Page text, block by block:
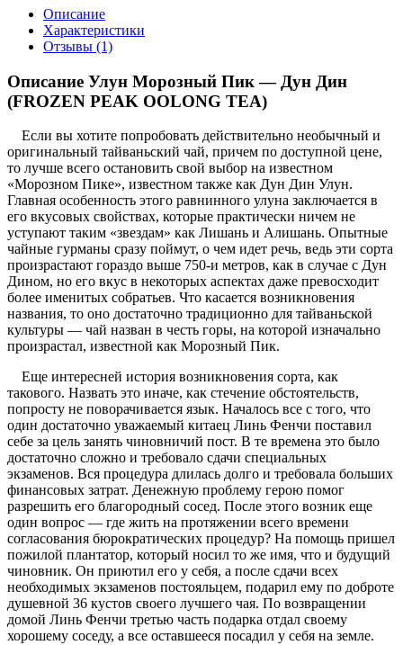
Описание
Характеристики
Отзывы (1)
Описание Улун Морозный Пик — Дун Дин
(FROZEN PEAK OOLONG TEA)
Если вы хотите попробовать действительно необычный и
оригинальный тайваньский чай, причем по доступной цене,
то лучше всего остановить свой выбор на известном
«Морозном Пике», известном также как Дун Дин Улун.
Главная особенность этого равнинного улуна заключается в
его вкусовых свойствах, которые практически ничем не
уступают таким «звездам» как Лишань и Алишань. Опытные
чайные гурманы сразу поймут, о чем идет речь, ведь эти сорта
произрастают гораздо выше 750-и метров, как в случае с Дун
Дином, но его вкус в некоторых аспектах даже превосходит
более именитых собратьев. Что касается возникновения
названия, то оно достаточно традиционно для тайваньской
культуры — чай назван в честь горы, на которой изначально
произрастал, известной как Морозный Пик.
Еще интересней история возникновения сорта, как
такового. Назвать это иначе, как стечение обстоятельств,
попросту не поворачивается язык. Началось все с того, что
один достаточно уважаемый китаец Линь Фенчи поставил
себе за цель занять чиновничий пост. В те времена это было
достаточно сложно и требовало сдачи специальных
экзаменов. Вся процедура длилась долго и требовала больших
финансовых затрат. Денежную проблему герою помог
разрешить его благородный сосед. После этого возник еще
один вопрос — где жить на протяжении всего времени
согласования бюрократических процедур? На помощь пришел
пожилой плантатор, который носил то же имя, что и будущий
чиновник. Он приютил его у себя, а после сдачи всех
необходимых экзаменов постояльцем, подарил ему по доброте
душевной 36 кустов своего лучшего чая. По возвращении
домой Линь Фенчи третью часть подарка отдал своему
хорошему соседу, а все оставшееся посадил у себя на земле.